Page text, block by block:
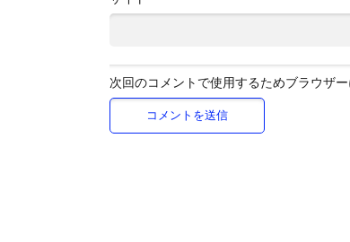
次回のコメントで使用するためブラウザ